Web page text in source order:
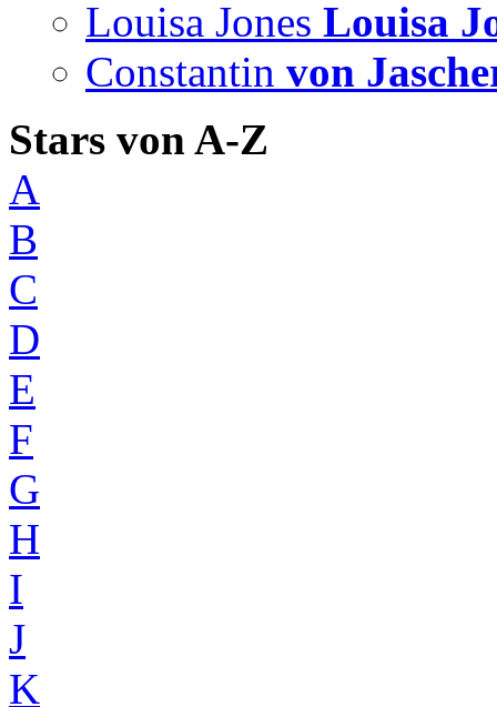
Louisa Jones Louisa
Constantin von
Stars von A-Z
A
B
C
D
E
F
G
H
I
J
K